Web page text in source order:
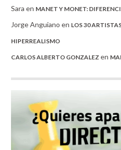
Sara en MANET Y MONET:
Jorge Anguiano en LOS 30
HIPERREALISMO
CARLOS ALBERTO GONZALEZ en